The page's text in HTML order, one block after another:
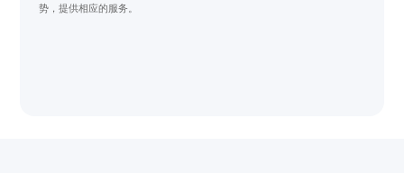
势，提供相应的服务。